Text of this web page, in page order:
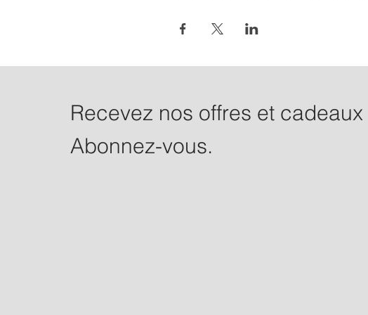
Recevez nos offres et cadeaux
Abonnez-vous.